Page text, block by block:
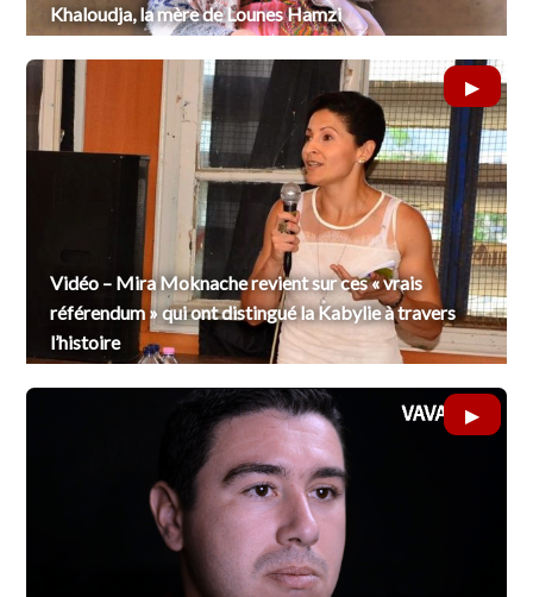
Khaloudja, la mère de Lounes Hamzi
Vidéo – Mira Moknache revient sur ces « vrais
référendum » qui ont distingué la Kabylie à travers
l’histoire